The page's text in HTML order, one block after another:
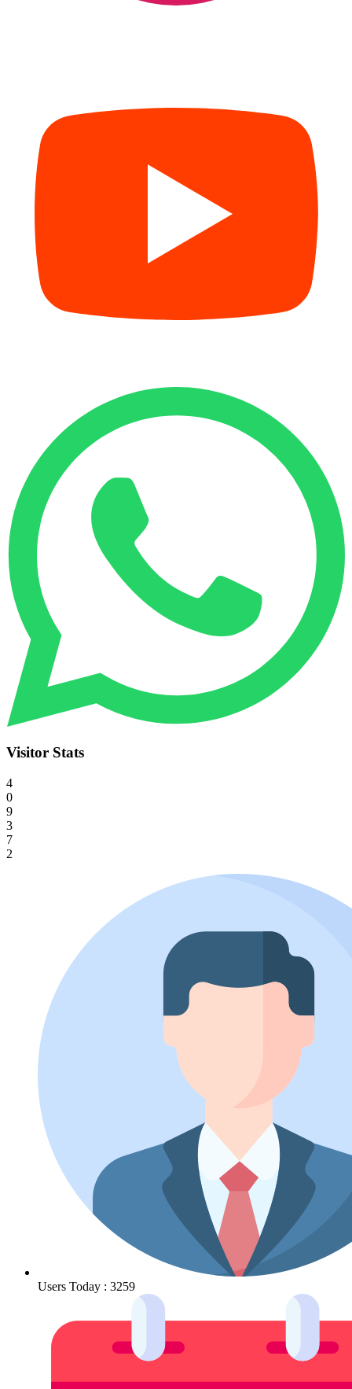
Visitor Stats
4
0
9
3
7
2
Users Today : 3259